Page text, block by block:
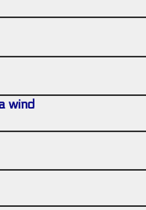
wind